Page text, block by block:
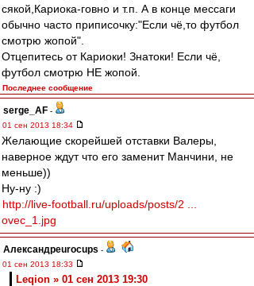
сякой,Кариока-говно и т.п. А в конце мессаги
обычно часто приписочку:"Если чё,то футбол
смотрю жопой".
Отцепитесь от Кариоки! Знатоки! Если чё,
футбол смотрю НЕ жопой.
Последнее сообщение
serge_AF -
01 сен 2013 18:34
Желающие скорейшей отставки Валеры,
наверное ждут что его заменит Манчини, не
меньше))
Ну-ну :)
http://live-football.ru/uploads/posts/2 ...
ovec_1.jpg
Александрeurocups -
01 сен 2013 18:33
Leqion » 01 сен 2013 19:30